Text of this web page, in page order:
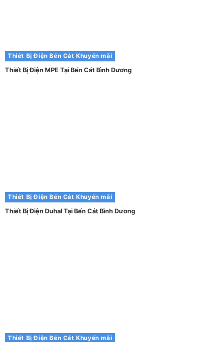
Thiết Bị Điện Bến Cát Khuyến mãi
Thiết Bị Điện MPE Tại Bến Cát Bình Dương
Thiết Bị Điện Bến Cát Khuyến mãi
Thiết Bị Điện Duhal Tại Bến Cát Bình Dương
Thiết Bị Điện Bến Cát Khuyến mãi